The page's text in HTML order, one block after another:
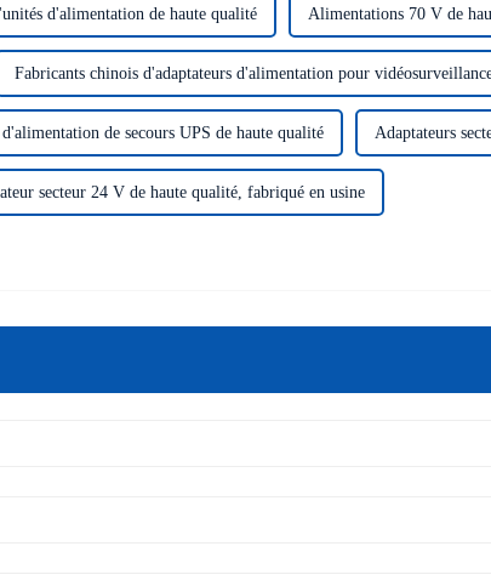
d'alimentation de haute qualité Alimentations 70 V de
Fabricants chinois d'adaptateurs d'alimentation pour
de secours UPS de haute qualité Adaptateurs
secteur 24 V de haute qualité, fabriqué en usine